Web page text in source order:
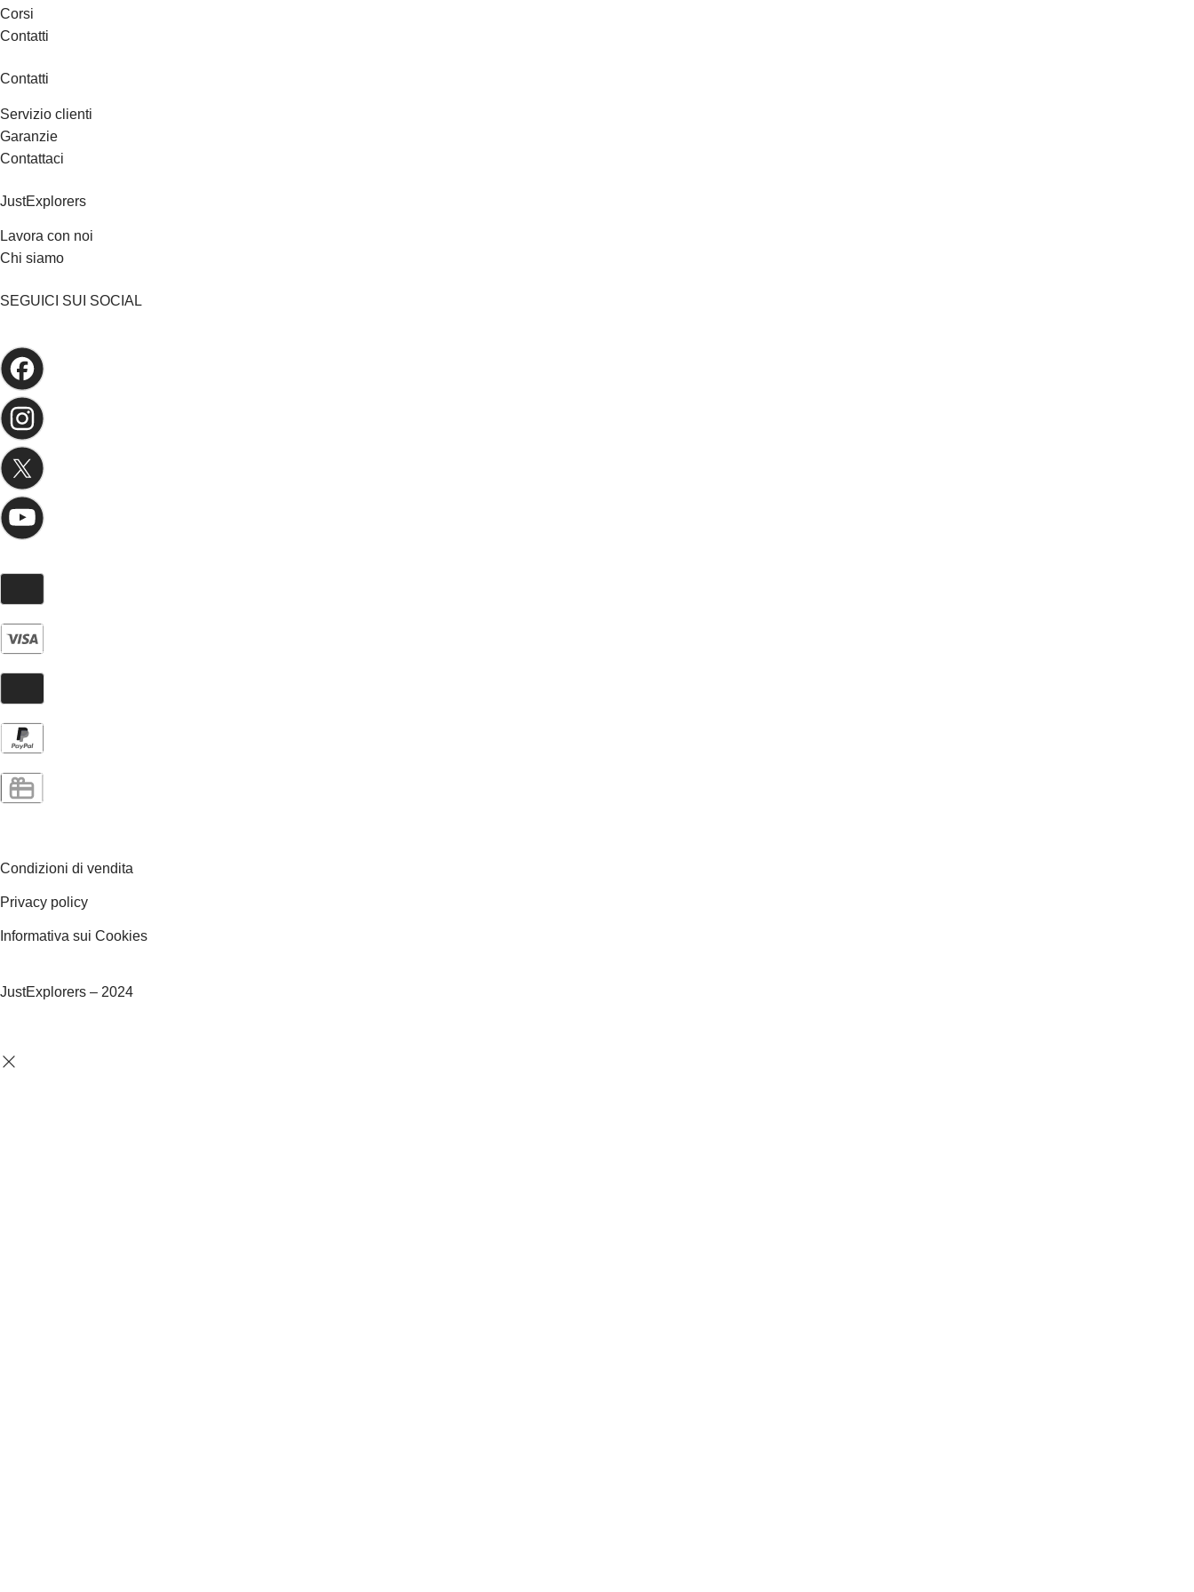
Corsi
Contatti
Contatti
Servizio clienti
Garanzie
Contattaci
JustExplorers
Lavora con noi
Chi siamo
SEGUICI SUI SOCIAL
Condizioni di vendita
Privacy policy
Informativa sui Cookies
JustExplorers – 2024